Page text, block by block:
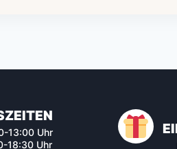
13:00 Uhr
18:30 Uhr